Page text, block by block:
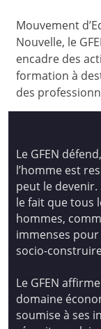
Mouvement
Nouvelle, le
encadre des
formation à
des
Le GFEN
l’homme est
peut le
le fait que tous
hommes,
immenses
socio-
Le GFEN
domaine
soumise à ses